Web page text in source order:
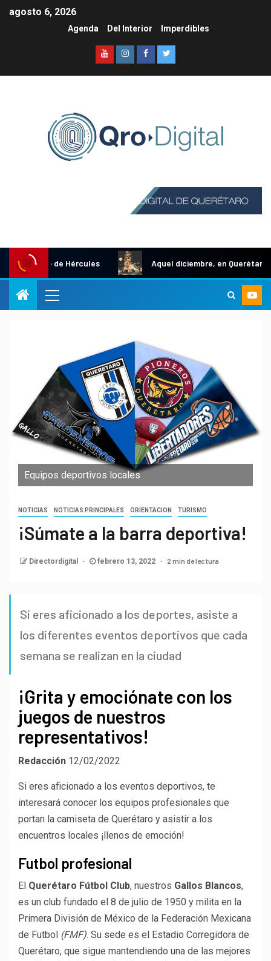
agosto 6, 2026
Agenda Del Interior Imperdibles
Gallo de Hércules Aquel diciembre, en Querétaro
Equipos deportivos locales
NOTICIAS NOTICIAS PRINCIPALES ORIENTACION TURISMO
¡Súmate a la barra deportiva!
Directordigital febrero 13, 2022 2 min de lectura
Si eres aficionado a los deportes, asiste a
los diferentes eventos deportivos que cada
semana se realizan en la ciudad
¡Grita y emociónate con los
juegos de nuestros
representativos!
Redacción 12/02/2022
Si eres aficionado a los eventos deportivos, te
interesará conocer los equipos profesionales que
portan la camiseta de Querétaro y asistir a los
encuentros locales ¡llenos de emoción!
Futbol profesional
El Querétaro Fútbol Club, nuestros Gallos Blancos,
es un club fundado el 8 de julio de 1950 y milita en la
Primera División de México de la Federación Mexicana
de Futbol (FMF). Su sede es el Estadio Corregidora de
Querétaro, que sigue mantendiendo una de las mejores